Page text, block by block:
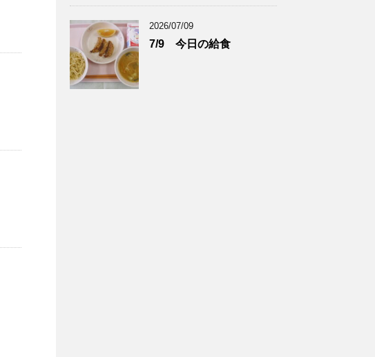
2026/07/09
7/9 今日の給食